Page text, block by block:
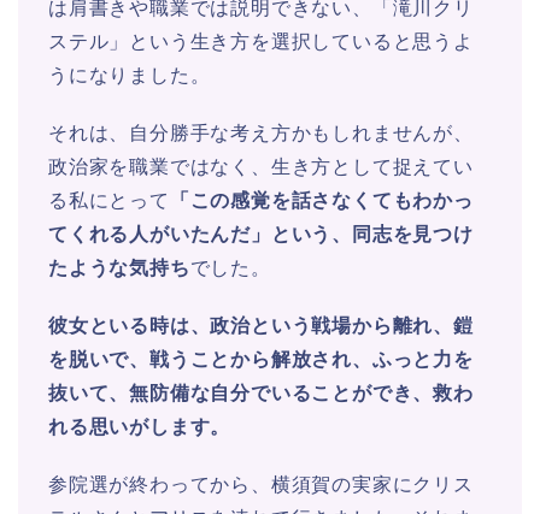
は肩書きや職業では説明できない、「滝川クリ
ステル」という生き方を選択していると思うよ
うになりました。
それは、自分勝手な考え方かもしれませんが、
政治家を職業ではなく、生き方として捉えてい
る私にとって
「この感覚を話さなくてもわかっ
てくれる人がいたんだ」という、同志を見つけ
たような気持ちでした。
彼女といる時は、政治という戦場から離れ、鎧
を脱いで、戦うことから解放され、ふっと力を
抜いて、無防備な自分でいることができ、救わ
れる思いがします。
参院選が終わってから、横須賀の実家にクリス